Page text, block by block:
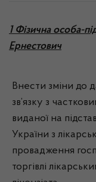
1 Фізична особа-
Ернестович
Внести зміни до
зв’язку з
виданої на
України з
провадження
торгівлі